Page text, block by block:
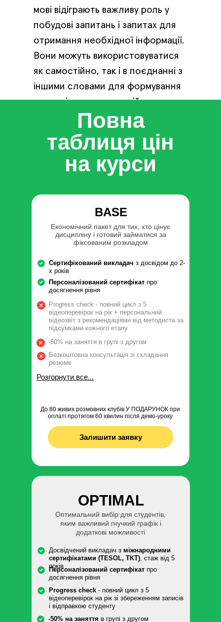
мові відіграють важливу роль у
побудові запитань і запитах для
отримання необхідної інформації.
Вони можуть використовуватися
як самостійно, так і в поєднанні з
іншими словами для формування
складніших конструкцій.
Повна
таблиця цін
на курси
BASE
OPTIMAL
Досвідчений викладач з міжнародними
сертифікатами (TESOL, TKT) , стаж від 5
років
Персоналізований сертифікат про
досягнення рівня
Оптимальний вибір для студентів,
яким важливий гнучкий графік і
додаткові можливості
Сертифікований викладач з досвідом до 2-
х років
Персоналізований сертифікат про
досягнення рівня
Безкоштовна консультація зі складання
резюме
Progress check - повний цикл з 5
відеоперевірок на рік + персональний
відеозвіт з рекомендаціями від методиста за
підсумками кожного етапу
-50% на заняття в групі з другом
Progress check - повний цикл з 5
відеоперевірок на рік зі збереженням записів
і відправкою студенту
-50% на заняття в групі з другом
Економічний пакет для тих, хто цінує
дисципліну і готовий займатися за
фіксованим розкладом
До 80 живих розмовних клубів У ПОДАРУНОК при
оплаті протягом 60 хвилин після демо-уроку
Залишити заявку
Розгорнути все...